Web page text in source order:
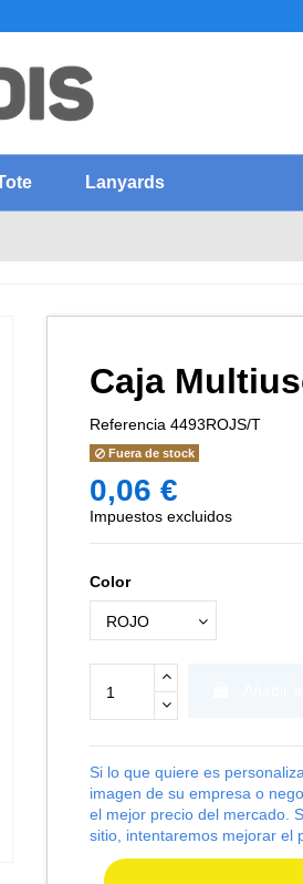
Lanyards
Caja
Referencia 4493ROJS/T
Fuera de stock
0,06 €
Impuestos excluidos
Color
Si lo que quiere es
imagen de su empresa o
el mejor precio del mercado.
sitio, intentaremos mejorar el